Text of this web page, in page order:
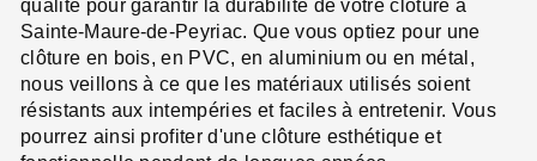
qualité pour garantir la durabilité de votre clôture à
Sainte-Maure-de-Peyriac. Que vous optiez pour une
clôture en bois, en PVC, en aluminium ou en métal,
nous veillons à ce que les matériaux utilisés soient
résistants aux intempéries et faciles à entretenir. Vous
pourrez ainsi profiter d'une clôture esthétique et